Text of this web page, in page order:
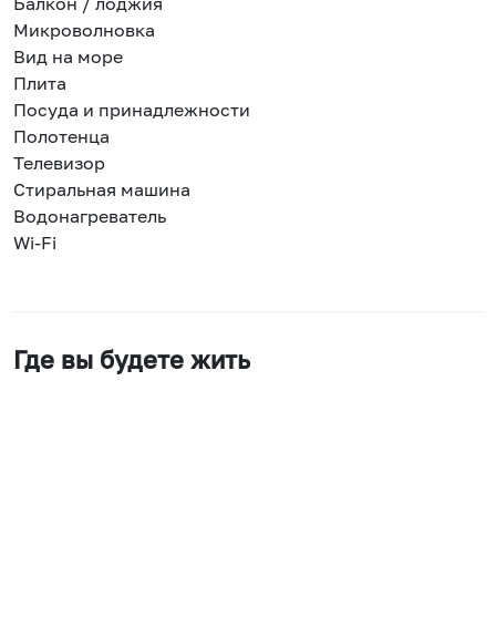
Микроволновка
Вид на море
Плита
Посуда и принадлежности
Полотенца
Телевизор
Стиральная машина
Водонагреватель
Wi-Fi
Где вы будете жить